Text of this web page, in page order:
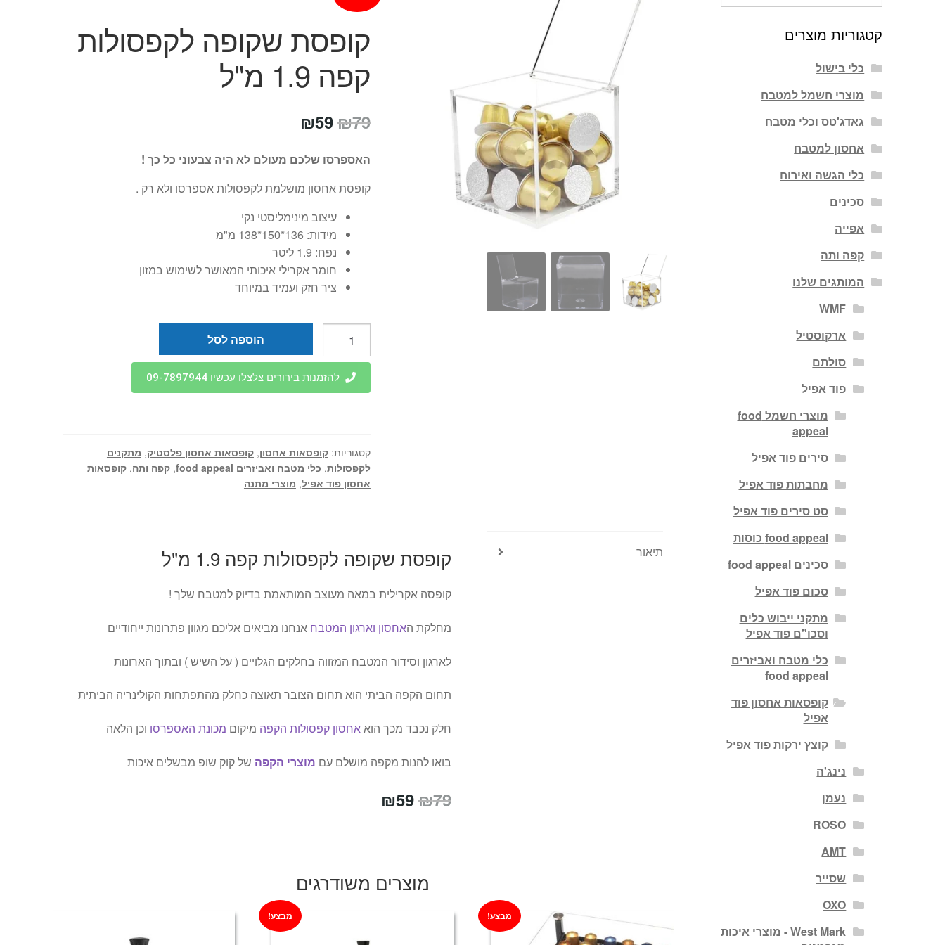
קופסת שקופה לקפסולות
קפה 1.9 מ"ל
₪79
המחיר
היה:
₪79.
₪59
הוא:
₪59.
האספרסו שלכם מעולם לא היה צבעוני כל כך !
קופסת אחסון מושלמת לקפסולות אספרסו ולא רק .
עיצוב מינימליסטי נקי
מידות: 136*150*138 מ"מ
נפח: 1.9 ליטר
חומר אקרילי איכותי המאושר לשימוש במזון
ציר חזק ועמיד במיוחד
קופסת
שקופה
מ"ל
הוספה לסל
להזמנות בירורים צלצלו עכשיו 09-7897944
קטגוריות:קופסאות אחסון,קופסאות אחסון פלסטיק, מתקנים
לקפסולות, כלי מטבח ואביזרים food appeal ,קפה ותה,קופסאות
אחסון פוד אפיל, מוצרי מתנה
תיאור קופסת שקופה לקפסולות קפה 1.9 מ"ל
קופסה אקרילית במאה מעוצב המותאמת בדיוק למטבח שלך !
מחלקת האחסון וארגון המטבח אנחנו מביאים אליכם מגוון פתרונות ייחודיים
לארגון וסידור המטבח המזווה בחלקים הגלויים ( על השיש ) ובתוך הארונות
תחום הקפה הביתי הוא תחום הצובר תאוצה כחלק מהתפתחות הקולינריה הביתית
חלק נכבד מכך הואאחסון קפסולות הקפה מיקום מכונת האספרסו וכן הלאה
בואו להנות מקפה מושלם עם מוצרי הקפה של קוק שופ מבשלים איכות
₪79
המחיר
₪79.
₪59
₪59.
מוצרים משודרגים
מבצע! מבצע!
קטגוריות מוצרים
כלי בישול
מוצרי חשמל למטבח
גאדג'טס וכלי מטבח
אחסון למטבח
כלי הגשה ואירוח
סכינים
אפייה
קפה ותה
המותגים שלנו
WMF
ארקוסטיל
סולתם
פוד אפיל
מוצרי חשמל food
appeal
סירים פוד אפיל
מחבתות פוד אפיל
סט סירים פוד אפיל
food appeal כוסות
סכינים food appeal
סכום פוד אפיל
מתקני ייבוש כלים
וסכו"ם פוד אפיל
כלי מטבח ואביזרים
food appeal
קופסאות אחסון פוד
אפיל
קוצץ ירקות פוד אפיל
נינג'ה
נעמן
ROSO
AMT
שסייר
OXO
West Mark - מוצרי איכות